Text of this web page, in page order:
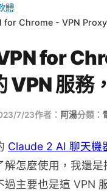
體
for Chrome - VPN Proxy
for
VPN 服務
7/23作者： 阿湯分類：
Claude 2 AI 聊天機
解怎麼使用，我還
過主要也是這 VPN